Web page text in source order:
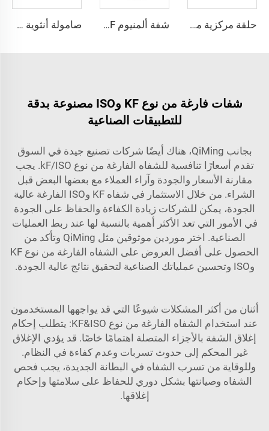
حلقة مركزية من الألومنيوم SS304/SS316L KF/NW KF10-KF50، تركيبات فراغية عالية الجودة من الفولاذ المقاوم للصدأ NW10-NW50 للصناعات شبه الموصلة شفة ألمنيوم KF مشبك عارضة KF16/KF25/KF40/KF50 تركيب مشبك فراغ عالي الجودة NW16/25/40/50 ولأوعية غرف الفراغ عالية الجهد البسيطة صامولة أنثوية عالية النقاء من الفولاذ المقاوم للصدأ، تجهيزات فراغية QCR VCR من نوع SS316L، صامولة أنثوية مع منفذ اختبار التسرب BA/EP
شفات فارغة من نوع KF وISO مصنوعة بدقة
للتطبيقات الصناعية
بجانب QiMing، هناك أيضًا شركات تصنيع جيدة في السوق
تقدم أسعارًا تنافسية للشفاه الفارغة من نوع kF/ISO. يجب
مقارنة الأسعار والجودة وآراء العملاء مع بعضها البعض قبل
الشراء. من خلال الاستثمار في شفاه KF وISO الفارغة عالية
الجودة، يمكن للشركات زيادة الكفاءة والحفاظ على الجودة
في الأمور التي تعد الأكثر أهمية بالنسبة لها عند ربط العمليات
الصناعية. اختر موردين موثوقين مثل QiMing وتأكد من
الحصول على أفضل العروض على الشفاه الفارغة من نوع KF
وISO وتحسين عملياتك الصناعية لتحقيق نتائج عالية الجودة.
أثنان من أكثر المشكلات شيوعًا التي قد يواجهها المستخدمون
عند استخدام الشفاه الفارغة من نوع KF&ISO: يتطلب إحكام
إغلاق الشفة بالأجزاء المتصلة اهتمامًا خاصًا. قد يؤدي الإغلاق
غير المحكم إلى حدوث تسربات وعدم كفاءة في النظام.
وللوقاية من تسرب الشفاه في البطانة الجديدة، يجب فحص
الشفاه وصيانتها بشكل دوري للحفاظ على سلامتها وإحكام
إغلاقها.